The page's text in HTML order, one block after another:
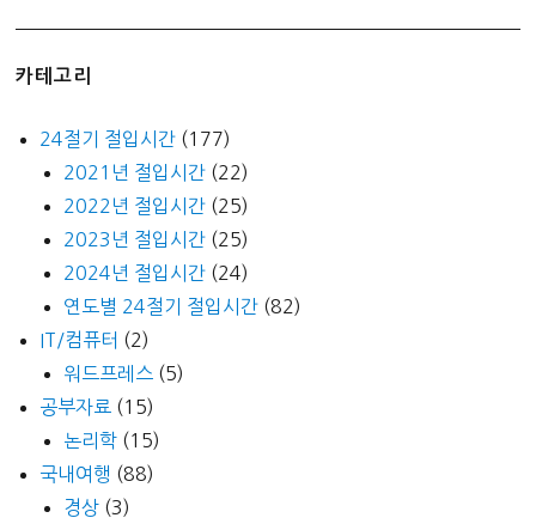
카테고리
24절기 절입시간 (177)
2021년 절입시간 (22)
2022년 절입시간 (25)
2023년 절입시간 (25)
2024년 절입시간 (24)
연도별 24절기 절입시간 (82)
IT/컴퓨터 (2)
워드프레스 (5)
공부자료 (15)
논리학 (15)
국내여행 (88)
경상 (3)